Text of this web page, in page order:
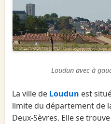
Loudun avec à
La ville de Loudun est
limite du département de
Deux-Sèvres. Elle se